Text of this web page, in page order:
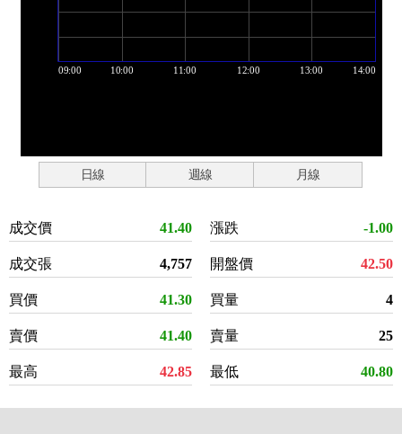
日線 週線 月線
成交價 41.40
成交張 4,757
買價 41.30
賣價 41.40
最高 42.85
漲跌 -1.00
開盤價 42.50
買量 4
賣量 25
最低 40.80